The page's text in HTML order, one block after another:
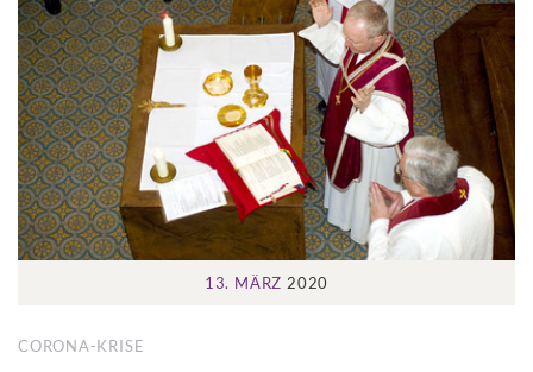
13. MÄRZ 2020
CORONA-KRISE